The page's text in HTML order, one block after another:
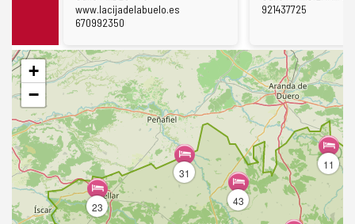
Pagina
web
www.lacijadelabuelo.es
Telefone
670992350
Telefone
921437725
Pular
mapa
31
11
23 43
+
−